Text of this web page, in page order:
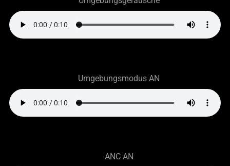
Umgebungsmodus AN
ANC AN